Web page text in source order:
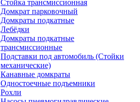
Стойка трансмиссионная
Домкрат парковочный
Домкраты подкатные
Лебёдки
Домкраты подкатные
трансмиссионные
Подставки под автомобиль (Стойки
механические)
Канавные домкраты
Одностоечные подъемники
Рохли